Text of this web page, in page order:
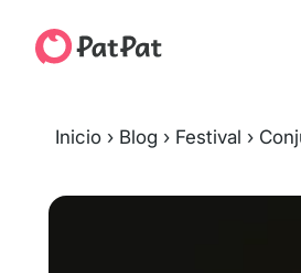
Inicio › Blog › Festival ›